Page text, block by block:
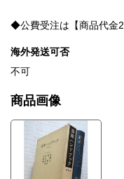
◆公費受注は【商品代金
海外発送可否
不可
商品画像